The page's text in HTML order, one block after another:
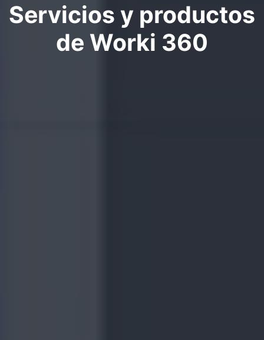
Servicios y productos
de Worki 360